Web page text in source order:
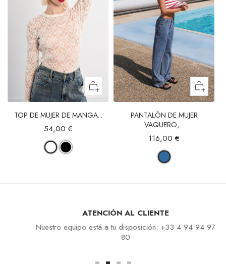
TOP DE MUJER DE MANGA...
54,00 €
PANTALÓN DE MUJER
VAQUERO,...
116,00 €
ATENCIÓN AL CLIENTE
Nuestro equipo está a tu disposición: +33 4 94 94 97